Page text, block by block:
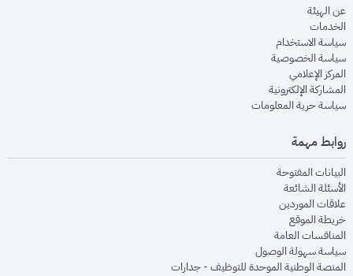
عن الهيئةopens in new window
الخدماتopens in new window
سياسة الاستخدام
سياسة الخصوصيةopens in new window
المركز الإعلاميopens in new window
المشاركة الإلكترونيةopens in new window
سياسة حرية المعلوماتopens in new window
روابط مهمة
البيانات المفتوحةopens in new window
الأسئلة الشائعةopens in new window
علاقات الموردينopens in new window
خريطة الموقعopens in new window
المنافسات العامةopens in new window
سياسة سهولة الوصولopens in new window
المنصة الوطنية الموحدة للتوظيف - جداراتopens in new window